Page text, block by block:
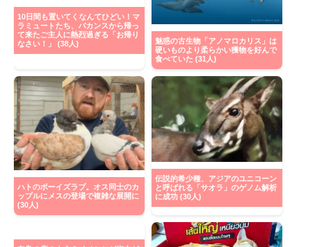
10日間も置いてくなんてひどい！マ
ラミュートたち、バカンスから帰っ
て来たご主人に熱烈過ぎる「お帰り
なさい！」 (38人)
魅惑の古生物「アノマロカリス」は
硬いものより柔らかい獲物を好んで
食べていた (31人)
ハトのボーイズラブ。オス同士のカ
ップルにメスの登場で複雑な展開に
(30人)
伝説的希少種、アジアのユニコーン
と呼ばれる「サオラ」のゲノム解析
に成功 (30人)